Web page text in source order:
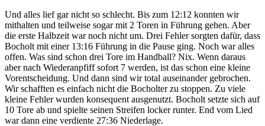
Und alles lief gar nicht so schlecht. Bis zum 12:12 konnten wir
mithalten und teilweise sogar mit 2 Toren in Führung gehen. Aber
die erste Halbzeit war noch nicht um. Drei Fehler sorgten dafür, dass
Bocholt mit einer 13:16 Führung in die Pause ging. Noch war alles
offen. Was sind schon drei Tore im Handball? Nix. Wenn daraus
aber nach Wiederanpfiff sofort 7 werden, ist das schon eine kleine
Vorentscheidung. Und dann sind wir total auseinander gebrochen.
Wir schafften es einfach nicht die Bocholter zu stoppen. Zu viele
kleine Fehler wurden konsequent ausgenutzt. Bocholt setzte sich auf
10 Tore ab und spielte seinen Streifen locker runter. End vom Lied
war dann eine verdiente 27:36 Niederlage.